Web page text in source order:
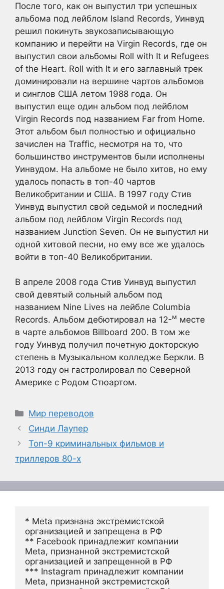
После того, как он выпустил три успешных
альбома под лейблом Island Records, Уинвуд
решил покинуть звукозаписывающую
компанию и перейти на Virgin Records, где он
выпустил свои альбомы Roll with It и Refugees
of the Heart. Roll with It и его заглавный трек
доминировали на вершине чартов альбомов
и синглов США летом 1988 года. Он
выпустил еще один альбом под лейблом
Virgin Records под названием Far from Home.
Этот альбом был полностью и официально
зачислен на Traffic, несмотря на то, что
большинство инструментов были исполнены
Уинвудом. На альбоме не было хитов, но ему
удалось попасть в топ-40 чартов
Великобритании и США. В 1997 году Стив
Уинвуд выпустил свой седьмой и последний
альбом под лейблом Virgin Records под
названием Junction Seven. Он не выпустил ни
одной хитовой песни, но ему все же удалось
войти в топ-40 Великобритании.
В апреле 2008 года Стив Уинвуд выпустил
свой девятый сольный альбом под
названием Nine Lives на лейбле Columbia
Records. Альбом дебютировал на 12-м месте
в чарте альбомов Billboard 200. В том же
году Уинвуд получил почетную докторскую
степень в Музыкальном колледже Беркли. В
2013 году он гастролировал по Северной
Америке с Родом Стюартом.
Рубрики
Мир переводов
Синди Лаупер
Топ-9 криминальных фильмов и
триллеров 80-х
* Meta признана экстремистской
организацией и запрещена в РФ
** Facebook принадлежит компании
Meta, признанной экстремистской
организацией и запрещенной в РФ
*** Instagram принадлежит компании
Meta, признанной экстремистской